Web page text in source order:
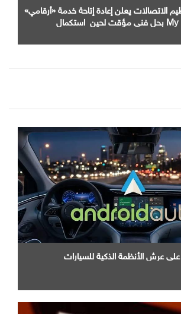
الاتصالات يعلن إعادة إتاحة خدمة «أرقامي»
عبر تطبيق My NTRA بحل فني مؤقت لحين استكمال
علي عرش الأنظمة الذكية للسيارات